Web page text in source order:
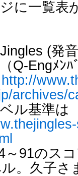
一覧表
(発
Q-Engﾒﾝ
http://
archives/
準は
スコア
。久子さ